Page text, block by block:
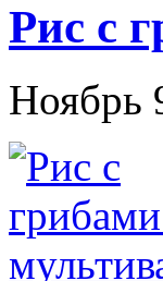
Рис с
Ноябрь